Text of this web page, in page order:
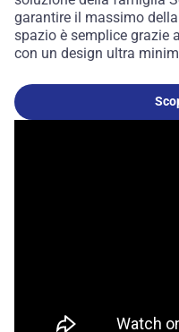
garantire il massimo
spazio è semplice grazie
con un design ultra